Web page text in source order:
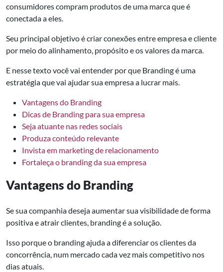
consumidores compram produtos de uma marca que é
conectada a eles.
Seu principal objetivo é criar conexões entre empresa e cliente
por meio do alinhamento, propósito e os valores da marca.
E nesse texto você vai entender por que Branding é uma
estratégia que vai ajudar sua empresa a lucrar mais.
Vantagens do Branding
Dicas de Branding para sua empresa
Seja atuante nas redes sociais
Produza conteúdo relevante
Invista em marketing de relacionamento
Fortaleça o branding da sua empresa
Vantagens do Branding
Se sua companhia deseja aumentar sua visibilidade de forma
positiva e atrair clientes, branding é a solução.
Isso porque o branding ajuda a diferenciar os clientes da
concorrência, num mercado cada vez mais competitivo nos
dias atuais.